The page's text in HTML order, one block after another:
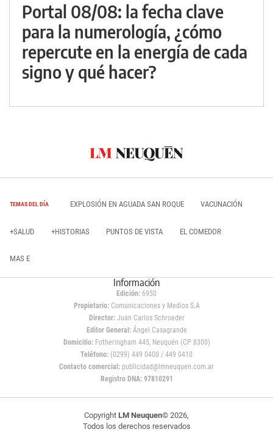
Portal 08/08: la fecha clave
para la numerología, ¿cómo
repercute en la energía de cada
signo y qué hacer?
TEMAS DEL DÍA EXPLOSIÓN EN AGUADA SAN ROQUE VACUNACIÓN
+SALUD +HISTORIAS PUNTOS DE VISTA EL COMEDOR
MAS E
Información
Edición: 6950
Propietario:Comunicaciones y Medios S.A
Director: Juan Carlos Schroeder
Editor General:Ángel Casagrande
Domicilio:Fotheringham 445, Neuquén (CP 8300)
Teléfono: (0299) 449 0400 / 449 0410
Contacto comercial: publicidad@lmneuquen.com.ar
Registro DNA: 97810291
Copyright LM Neuquen© 2026,
Todos los derechos reservados